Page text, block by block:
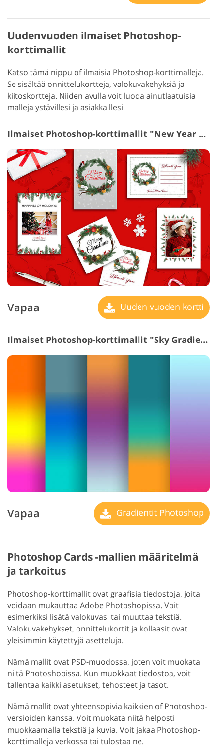
Uudenvuoden ilmaiset Photoshop-
korttimallit
Katso tämä nippu of ilmaisia Photoshop-korttimalleja.
Se sisältää onnittelukortteja, valokuvakehyksiä ja
kiitoskortteja. Niiden avulla voit luoda ainutlaatuisia
malleja ystävillesi ja asiakkaillesi.
Ilmaiset Photoshop-korttimallit "New Year Card"
Vapaa Uuden vuoden kortti
Ilmaiset Photoshop-korttimallit "Sky Gradients Photoshop"
Vapaa Gradientit Photoshop
Photoshop Cards -mallien määritelmä
ja tarkoitus
Photoshop-korttimallit ovat graafisia tiedostoja, joita
voidaan mukauttaa Adobe Photoshopissa. Voit
esimerkiksi lisätä valokuvasi tai muuttaa tekstiä.
Valokuvakehykset, onnittelukortit ja kollaasit ovat
yleisimmin käytettyjä asetteluja.
Nämä mallit ovat PSD-muodossa, joten voit muokata
niitä Photoshopissa. Kun muokkaat tiedostoa, voit
tallentaa kaikki asetukset, tehosteet ja tasot.
Nämä mallit ovat yhteensopivia kaikkien of Photoshop-
versioiden kanssa. Voit muokata niitä helposti
muokkaamalla tekstiä ja kuvia. Voit jakaa Photoshop-
korttimalleja verkossa tai tulostaa ne.